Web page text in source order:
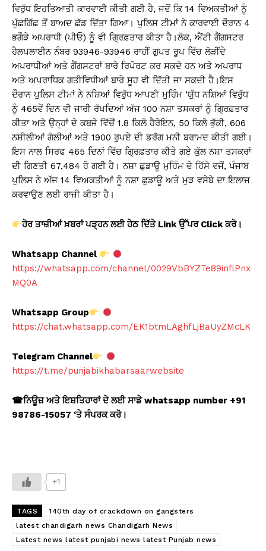
ਵਿਰੁੱਧ ਇਹਤਿਆਤੀ ਕਾਰਵਾਈ ਕੀਤੀ ਗਈ ਹੈ, ਜਦੋਂ ਕਿ 14 ਵਿਅਕਤੀਆਂ ਨੂੰ
ਪੁੱਛਗਿੱਛ ਤੋਂ ਬਾਅਦ ਛੱਡ ਦਿੱਤਾ ਗਿਆ। ਪੁਲਿਸ ਟੀਮਾਂ ਨੇ ਕਾਰਵਾਈ ਦੌਰਾਨ 4
ਭਗੌੜੇ ਅਪਰਾਧੀ (ਪੀਓ) ਨੂੰ ਵੀ ਗ੍ਰਿਫ਼ਤਾਰ ਕੀਤਾ ਹੈ।ਲੋਕ, ਐਂਟੀ ਗੈਂਗਸਟਰ
ਹੈਲਪਲਾਈਨ ਨੰਬਰ 93946-93946 ਰਾਹੀਂ ਗੁਪਤ ਰੂਪ ਵਿੱਚ ਲੋੜੀਂਦੇ
ਅਪਰਾਧੀਆਂ ਅਤੇ ਗੈਂਗਸਟਰਾਂ ਬਾਰੇ ਰਿਪੋਰਟ ਕਰ ਸਕਦੇ ਹਨ ਅਤੇ ਅਪਰਾਧ
ਅਤੇ ਅਪਰਾਧਿਕ ਗਤੀਵਿਧੀਆਂ ਬਾਰੇ ਸੂਹ ਵੀ ਦਿੱਤੀ ਜਾ ਸਕਦੀ ਹੈ।ਇਸ
ਦੌਰਾਨ ਪੁਲਿਸ ਟੀਮਾਂ ਨੇ ਨਸ਼ਿਆਂ ਵਿਰੁੱਧ ਆਪਣੀ ਮੁਹਿੰਮ ‘ਯੁੱਧ ਨਸ਼ਿਆਂ ਵਿਰੁੱਧ
ਨੂੰ 465ਵੇਂ ਦਿਨ ਵੀ ਜਾਰੀ ਰੱਖਦਿਆਂ ਅੱਜ 100 ਨਸ਼ਾ ਤਸਕਰਾਂ ਨੂੰ ਗ੍ਰਿਫ਼ਤਾਰ
ਕੀਤਾ ਅਤੇ ਉਨ੍ਹਾਂ ਦੇ ਕਬਜ਼ੇ ਵਿੱਚੋਂ 1.8 ਕਿਲੋ ਹੈਰੋਇਨ, 50 ਕਿਲੋ ਭੁੱਕੀ, 606
ਨਸ਼ੀਲੀਆਂ ਗੋਲੀਆਂ ਅਤੇ 1900 ਰੁਪਏ ਦੀ ਡਰੱਗ ਮਨੀ ਬਰਾਮਦ ਕੀਤੀ ਗਈ।
ਇਸ ਨਾਲ ਸਿਰਫ 465 ਦਿਨਾਂ ਵਿੱਚ ਗ੍ਰਿਫ਼ਤਾਰ ਕੀਤੇ ਗਏ ਕੁੱਲ ਨਸ਼ਾ ਤਸਕਰਾਂ
ਦੀ ਗਿਣਤੀ 67,484 ਹੋ ਗਈ ਹੈ। ਨਸ਼ਾ ਛੁਡਾਊ ਮੁਹਿੰਮ ਦੇ ਹਿੱਸੇ ਵਜੋਂ, ਪੰਜਾਬ
ਪੁਲਿਸ ਨੇ ਅੱਜ 14 ਵਿਅਕਤੀਆਂ ਨੂੰ ਨਸ਼ਾ ਛੁਡਾਊ ਅਤੇ ਮੁੜ ਵਸੇਬੇ ਦਾ ਇਲਾਜ
ਕਰਵਾਉਣ ਲਈ ਰਾਜ਼ੀ ਕੀਤਾ ਹੈ।
ਹੋਰ ਤਾਜ਼ੀਆਂ ਖ਼ਬਰਾਂ ਪੜ੍ਹਨ ਲਈ ਹੇਠ ਦਿੱਤੇ Linkਉੱਪਰ Clickਕਰੋ।
Whatsapp Channel
https://whatsapp.com/channel/0029VbBYZTe89inflPnx
MQ0A
Whatsapp Group
https://chat.whatsapp.com/EK1btmLAghfLjBaUyZMcLK
Telegram Channel
https://t.me/punjabikhabarsaarwebsite
☎ਨਿਊਜ਼ ਅਤੇ ਇਸ਼ਤਿਹਾਰਾਂ ਦੇ ਲਈ ਸਾਡੇ whatsapp number +91
98786-15057 ‘ਤੇ ਸੰਪਰਕ ਕਰੋ।
+1
TAGS
140th day of crackdown on gangsters
latest chandigarh news Chandigarh News
Latest news latest punjabi news latest Punjab news